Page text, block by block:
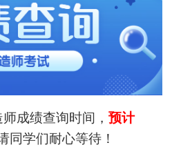
成绩查询时间， 预计
同学们耐心等待！